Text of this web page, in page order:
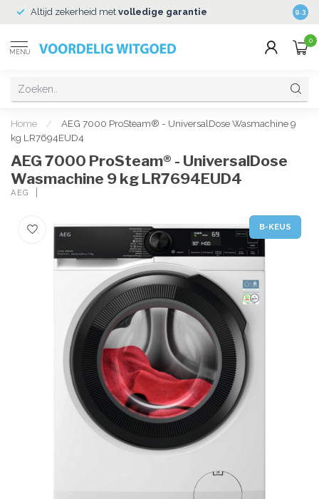
Altijd zekerheid met volledige garantie 9.3
MENU
0
Home /
AEG 7000 ProSteam® - UniversalDose Wasmachine 9
kg LR7694EUD4
AEG 7000 ProSteam® - UniversalDose
Wasmachine 9 kg LR7694EUD4
AEG
B-KEUS